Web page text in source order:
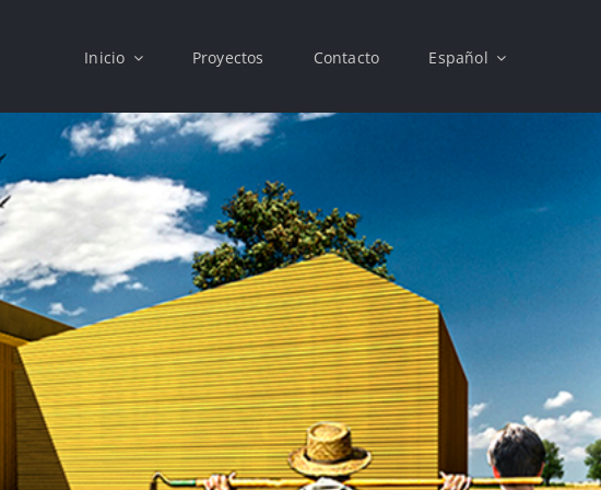
Inicio Proyectos Contacto Español